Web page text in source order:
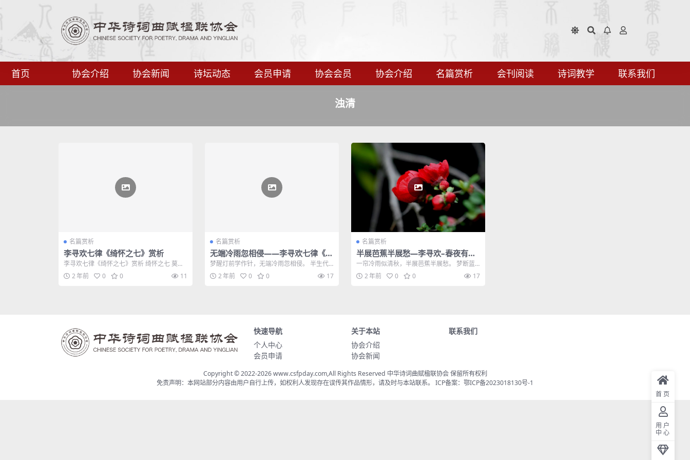
首页 协会介绍 协会新闻 诗坛动态 会员申请 协会会员 协会介绍 名篇赏析 会刊阅读 诗词教学 联系我们
浊清
名篇赏析
李寻欢七律《绮怀之七》赏析
李寻欢七律《绮怀之七》赏析 绮怀之七 莫惜
蔷薇卧井床，藕花将满旧池塘。 重来燕子...
2 年前 0 0 11
名篇赏析
无端冷雨忽相侵——李寻欢七律《春
夜有思其一》赏析
梦醒灯前学作针，无端冷雨忽相侵。 半生代
赋常缺笔，一枕欹霜思旧林。 起舞人忘中夜...
2 年前 0 0 17
名篇赏析
半展芭蕉半展愁—李寻欢–春夜有思
其二赏析
一帘冷雨似清秋，半展芭蕉半展愁。 梦断蓝
桥伤燕别，花沉碧水惹鱼羞。 新来对镜缁衣...
2 年前 0 0 17
快速导航
个人中心
会员申请
关于本站
协会介绍
协会新闻
联系我们
Copyright © 2022-2026 www.csfpday.com,All Rights Reserved 中华诗词曲赋楹联协会 保留所有权利
免责声明：本网站部分内容由用户自行上传，如权利人发现存在误传其作品情形，请及时与本站联系。 ICP备案： 鄂ICP备2023018130号-1
首页
用户
中心